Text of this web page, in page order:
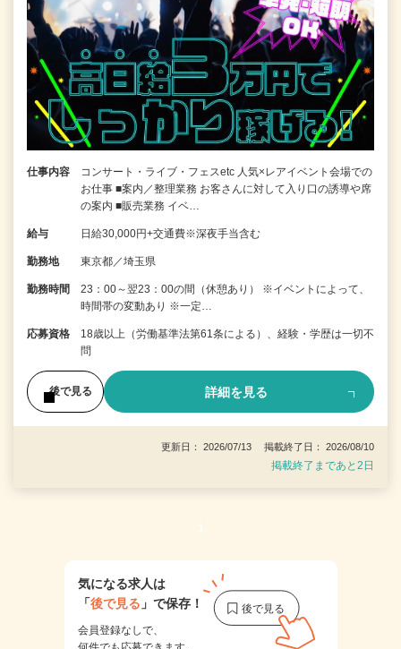
仕事内容
コンサート・ライブ・フェスetc 人気×レアイベント会場での
お仕事 ■案内／整理業務 お客さんに対して入り口の誘導や席
の案内 ■販売業務 イベ…
給与 日給30,000円+交通費※深夜手当含む
勤務地 東京都／埼玉県
勤務時間
23：00～翌23：00の間（休憩あり） ※イベントによって、
時間帯の変動あり ※一定…
応募資格
18歳以上（労働基準法第61条による）、経験・学歴は一切不
問
後で見る 詳細を見る
更新日： 2026/07/13 掲載終了日： 2026/08/10
掲載終了まであと2日
1
気になる求人は
「後で見る 」で保存！
会員登録なしで、